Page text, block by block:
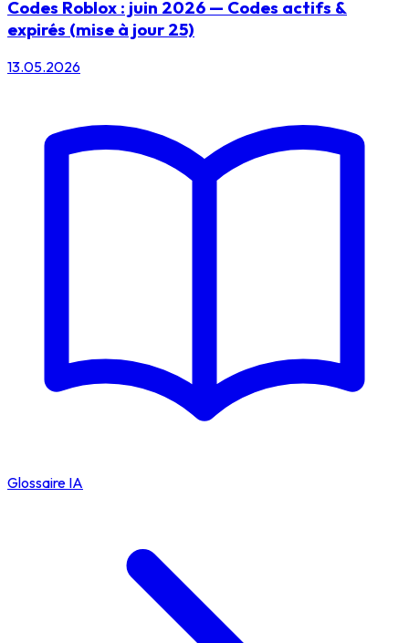
Codes Roblox : juin 2026 — Codes actifs &
expirés (mise à jour 25)
13.05.2026
Glossaire IA